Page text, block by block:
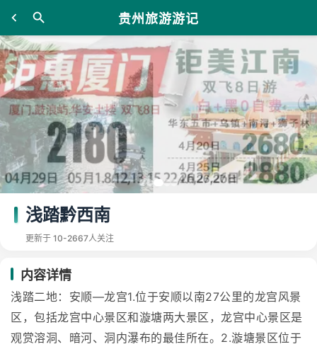
贵州旅游游记
浅踏黔西南
更新于 10-2667人关注
内容详情
浅踏二地：安顺—龙宫1.位于安顺以南27公里的龙宫风景
区，包括龙宫中心景区和漩塘两大景区，龙宫中心景区是
观赏溶洞、暗河、洞内瀑布的最佳所在。2.漩塘景区位于